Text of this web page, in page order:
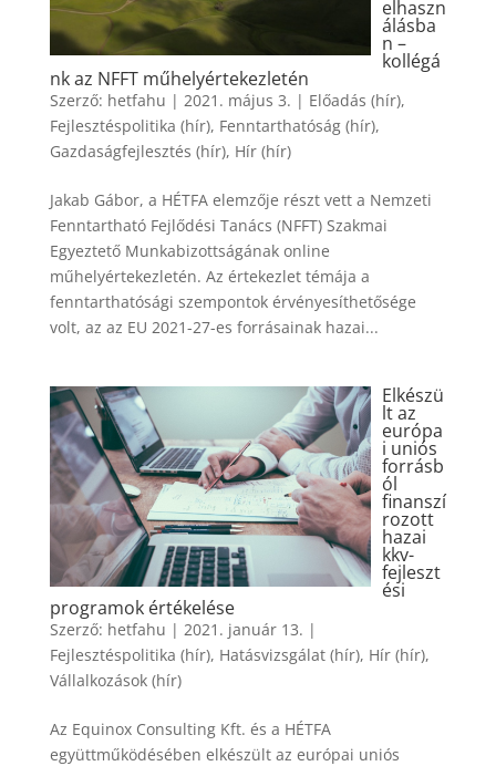
elhaszn
álásba
n –
kollégá
nk az NFFT műhelyértekezletén
Szerző: hetfahu | 2021. május 3. | Előadás (hír),
Fejlesztéspolitika (hír), Fenntarthatóság (hír),
Gazdaságfejlesztés (hír), Hír (hír)
Jakab Gábor, a HÉTFA elemzője részt vett a Nemzeti
Fenntartható Fejlődési Tanács (NFFT) Szakmai
Egyeztető Munkabizottságának online
műhelyértekezletén. Az értekezlet témája a
fenntarthatósági szempontok érvényesíthetősége
volt, az az EU 2021-27-es forrásainak hazai...
Elkészü
lt az
európa
i uniós
forrásb
ól
finanszí
rozott
hazai
kkv-
fejleszt
ési
programok értékelése
Szerző: hetfahu | 2021. január 13. |
Fejlesztéspolitika (hír), Hatásvizsgálat (hír), Hír (hír),
Vállalkozások (hír)
Az Equinox Consulting Kft. és a HÉTFA
együttműködésében elkészült az európai uniós